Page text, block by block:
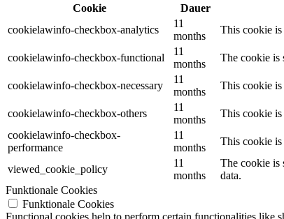
Cookie
Dauer
cookielawinfo-checkbox-analytics
11
months
This cookie
cookielawinfo-checkbox-functional
11
months
The cookie is
cookielawinfo-checkbox-necessary
11
months
This cookie is
cookielawinfo-checkbox-others
11
months
This cookie is
cookielawinfo-checkbox-
performance
11
months
This cookie is
viewed_cookie_policy
11
months
The cookie is
data.
Funktionale Cookies
Funktionale Cookies
Functional cookies help to perform certain functionalities like